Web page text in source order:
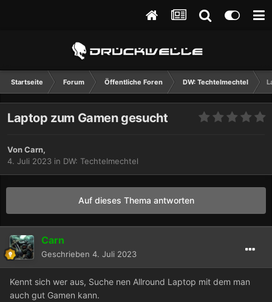
Startseite Forum Öffentliche Foren DW: Techtelmechtel
Laptop zum Gamen gesucht
VonCarn,
4. Juli 2023 in DW: Techtelmechtel
Auf dieses Thema antworten
Carn
Geschrieben 4. Juli 2023
Kennt sich wer aus, Suche nen Allround Laptop mit dem man
auch gut Gamen kann.